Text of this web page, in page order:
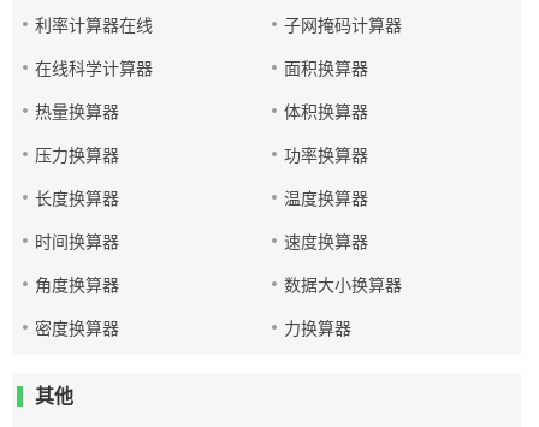
利率计算器在线 子网掩码计算器
在线科学计算器 面积换算器
热量换算器 体积换算器
压力换算器 功率换算器
长度换算器 温度换算器
时间换算器 速度换算器
角度换算器 数据大小换算器
密度换算器 力换算器
其他